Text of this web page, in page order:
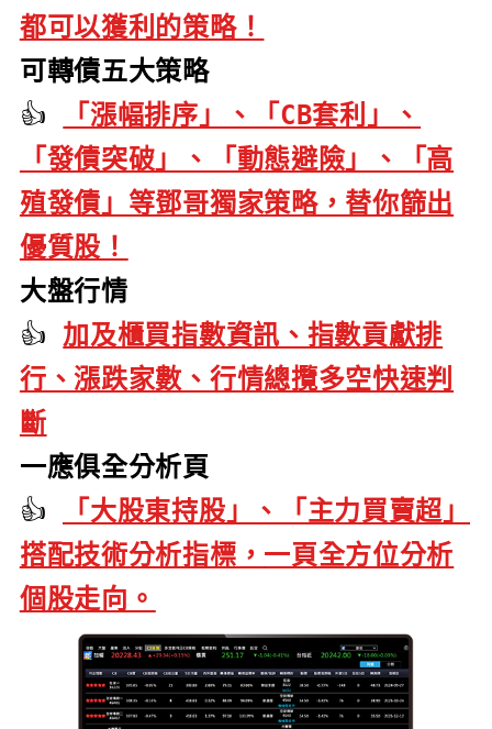
都可以獲利的策略！
可轉債五大策略
👍
「漲幅排序」、「CB套利」、
「發債突破」、「動態避險」、「高
殖發債」等鄧哥獨家策略，替你篩出
優質股！
大盤行情
👍 加及櫃買指數資訊、指數貢獻排
行、漲跌家數、行情總攬多空快速判
斷
一應俱全分析頁
👍
「大股東持股」、「主力買賣超」
搭配技術分析指標， 一頁全方位分析
個股走向。